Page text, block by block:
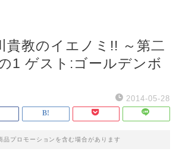
貴教のイエノミ!! ～第二
1 ゲスト:ゴールデンボ
2014-05-28
品プロモーションを含む場合があります